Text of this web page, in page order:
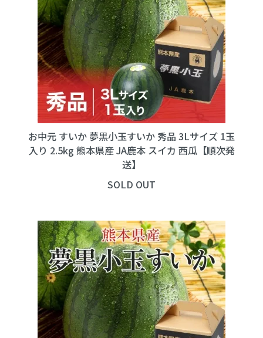
お中元 すいか 夢黒小玉すいか 秀品 3Lサイズ 1玉
入り 2.5kg 熊本県産 JA鹿本 スイカ 西瓜【順次発
送】
SOLD OUT